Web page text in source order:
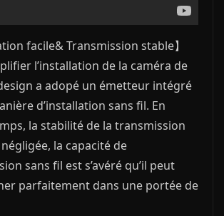
facile& Transmission stable】
l’installation de la caméra de
a adopé un émetteur intégré
d’installation sans fil. En
la stabilité de la transmission
négligée, la capacité de
sans fil est s’avéré qu’il peut
parfaitement dans une portée de